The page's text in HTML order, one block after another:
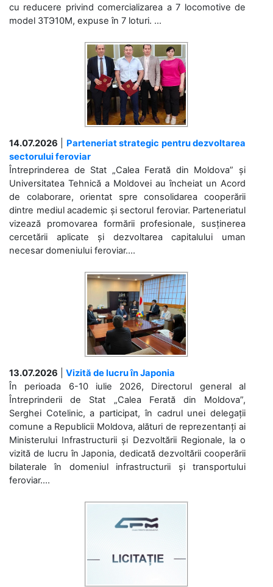
cu reducere privind comercializarea a 7 locomotive de
model 3ТЭ10М, expuse în 7 loturi. ...
14.07.2026
Parteneriat strategic pentru dezvoltarea
sectorului feroviar
Întreprinderea de Stat „Calea Ferată din Moldova” și
Universitatea Tehnică a Moldovei au încheiat un Acord
de colaborare, orientat spre consolidarea cooperării
dintre mediul academic și sectorul feroviar. Parteneriatul
vizează promovarea formării profesionale, susținerea
cercetării aplicate și dezvoltarea capitalului uman
necesar domeniului feroviar....
13.07.2026
Vizită de lucru în Japonia
În perioada 6-10 iulie 2026, Directorul general al
Întreprinderii de Stat „Calea Ferată din Moldova”,
Serghei Cotelinic, a participat, în cadrul unei delegații
comune a Republicii Moldova, alături de reprezentanți ai
Ministerului Infrastructurii și Dezvoltării Regionale, la o
vizită de lucru în Japonia, dedicată dezvoltării cooperării
bilaterale în domeniul infrastructurii și transportului
feroviar....